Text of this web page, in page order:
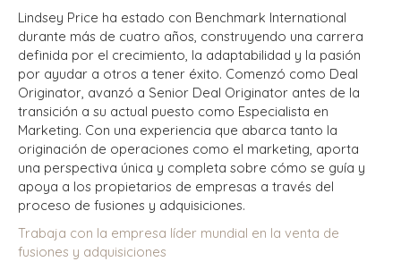
Lindsey Price ha estado con Benchmark International
durante más de cuatro años, construyendo una carrera
definida por el crecimiento, la adaptabilidad y la pasión
por ayudar a otros a tener éxito. Comenzó como Deal
Originator, avanzó a Senior Deal Originator antes de la
transición a su actual puesto como Especialista en
Marketing. Con una experiencia que abarca tanto la
originación de operaciones como el marketing, aporta
una perspectiva única y completa sobre cómo se guía y
apoya a los propietarios de empresas a través del
proceso de fusiones y adquisiciones.
Trabaja con la empresa líder mundial en la venta de
fusiones y adquisiciones